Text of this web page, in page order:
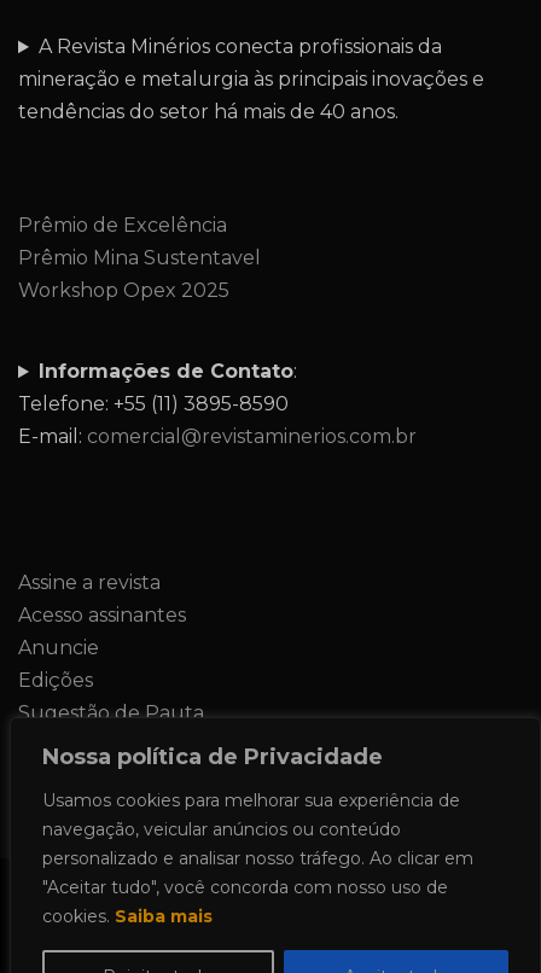
Nossa política de Privacidade
Usamos cookies para melhorar sua experiência de
navegação, veicular anúncios ou conteúdo
personalizado e analisar nosso tráfego. Ao clicar em
"Aceitar tudo", você concorda com nosso uso de
cookies. Saiba mais
A Revista Minérios conecta profissionais da
mineração e metalurgia às principais inovações e
tendências do setor há mais de 40 anos.
Prêmio de Excelência
Prêmio Mina Sustentavel
Workshop Opex 2025
Informações de Contato:
Telefone: +55 (11) 3895-8590
E-mail: comercial@revistaminerios.com.br
Assine a revista
Acesso assinantes
Anuncie
Edições
Sugestão de Pauta
Contato
Todos os direitos reservados 2024.